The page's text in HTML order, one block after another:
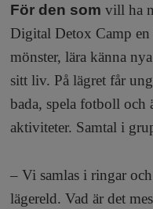
För den som vill ha
Digital Detox Camp
mönster, lära känna
sitt liv. På lägret får
bada, spela fotboll och
aktiviteter. Samtal i
– Vi samlas i ringar
lägereld. Vad är det